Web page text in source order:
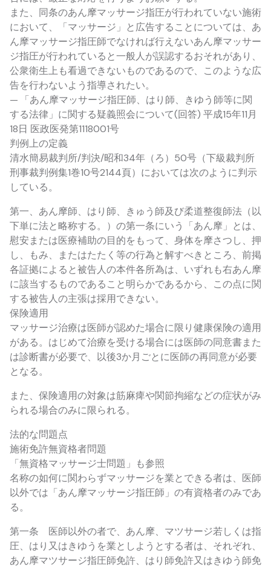
また、同条のあん摩マッサージ指圧が行われていない施術
において、「マッサージ」と広告することについては、あ
ん摩マッサージ指圧師でなければ行えないあん摩マッサー
ジ指圧が行われていると一般人が誤認するおそれがあり、
公衆衛生上も看過できないものであるので、このような広
告を行わないよう指導されたい。
— 「あん摩マッサージ指圧師、はり師、きゆう師等に関
する法律」に関する疑義照会について(回答) 平成15年11月
18日 医政医発第1118001号
判例上の定義
清水簡易裁判所/判決/昭和34年（ろ）50号（下級裁判所
刑事裁判例集1巻10号2144頁）においては次のように判示
している。
第一、あん摩師、はり師、きゅう師及び柔道整復師法（以
下単に法と略称する。）の第一条にいう「あん摩」とは、
慰安または医療補助の目的をもって、身体を摩さつし、押
し、もみ、またはたたく等の行為と解すべきところ、前掲
各証拠によると被告人の本件各所為は、いずれも右あん摩
に該当するものであること明らかであるから、この点に関
する被告人の主張は採用できない。
保険適用
マッサージ治療は医師が認めた場合に限り健康保険の適用
がある。はじめて治療を受ける場合には医師の同意書また
は診断書が必要で、以後3か月ごとに医師の再同意が必要
となる。
また、保険適用の対象は筋麻痺や関節拘縮などの症状がみ
られる場合のみに限られる。
法的な問題点
施術免許無資格者問題
「無資格マッサージ士問題」も参照
名称の如何に関わらずマッサージを業とできる者は、医師
以外では「あん摩マッサージ指圧師」の有資格者のみであ
る。
第一条 医師以外の者で、あん摩、マツサージ若しくは指
圧、はり又はきゆうを業としようとする者は、それぞれ、
あん摩マツサージ指圧師免許、はり師免許又はきゆう師免